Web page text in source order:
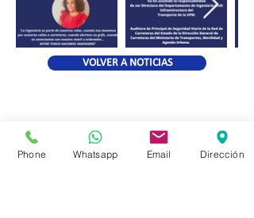
VOLVER A NOTICIAS
Phone Whatsapp Email Dirección